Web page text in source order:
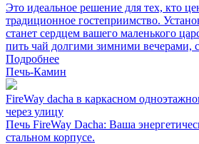
Это идеальное решение для тех, кто
традиционное гостеприимство.
станет сердцем вашего маленького
пить чай долгими зимними вечерами,
Подробнее
Печь-Камин
FireWay dacha в каркасном
через улицу
Печь FireWay Dacha: Ваша
стальном корпусе.